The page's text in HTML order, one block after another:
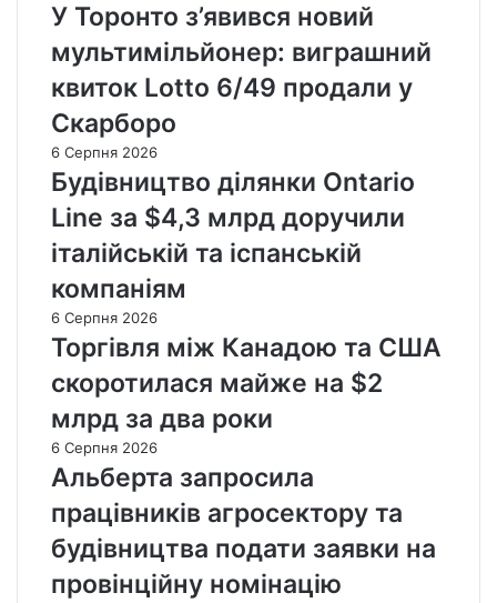
У Торонто з’явився новий
мультимільйонер: виграшний
квиток Lotto 6/49 продали у
Скарборо
6 Серпня 2026
Будівництво ділянки Ontario
Line за $4,3 млрд доручили
італійській та іспанській
компаніям
6 Серпня 2026
Торгівля між Канадою та США
скоротилася майже на $2
млрд за два роки
6 Серпня 2026
Альберта запросила
працівників агросектору та
будівництва подати заявки на
провінційну номінацію